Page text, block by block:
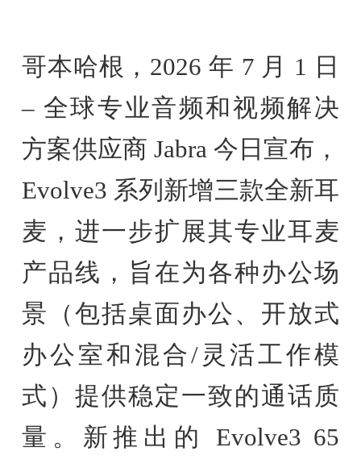
哥本哈根，2026 年 7 月 1 日
– 全球专业音频和视频解决
方案供应商 Jabra 今日宣布，
Evolve3 系列新增三款全新耳
麦，进一步扩展其专业耳麦
产品线，旨在为各种办公场
景（包括桌面办公、开放式
办公室和混合/灵活工作模
式）提供稳定一致的通话质
量。新推出的 Evolve3 65